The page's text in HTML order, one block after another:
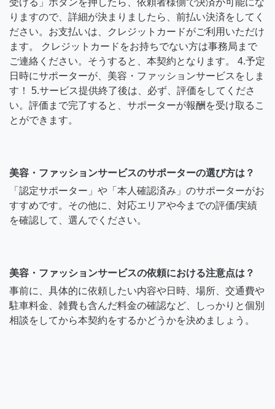
受ける」ボタンを押したら、依頼者様側で決済が可能にな
りますので、詳細が決まりましたら、前払い決済をしてく
ださい。お支払いは、クレジットカードがご利用いただけ
ます。 クレジットカードをお持ちでない方は事務局まで
ご連絡ください。そうすると、本契約となります。 4.予定
日時にサポーターが、美容・ファッションサービスをしま
す！ 5.サービス提供終了後は、必ず、評価をしてくださ
い。評価まで完了すると、サポーターが報酬を受け取るこ
とができます。
美容・ファッションサービスのサポーターの選び方は？
「認定サポーター」や「本人確認済み」のサポーターがお
すすめです。その他に、対応エリアや今までの評価/実績
を確認して、選んでください。
美容・ファッションサービスの依頼における注意点は？
事前に、具体的に依頼したい内容や日時、場所、交通費や
駐車料金、雑費も含んだ料金の確認など、しっかりと個別
相談をしてから本契約をするかどうかを決めましょう。